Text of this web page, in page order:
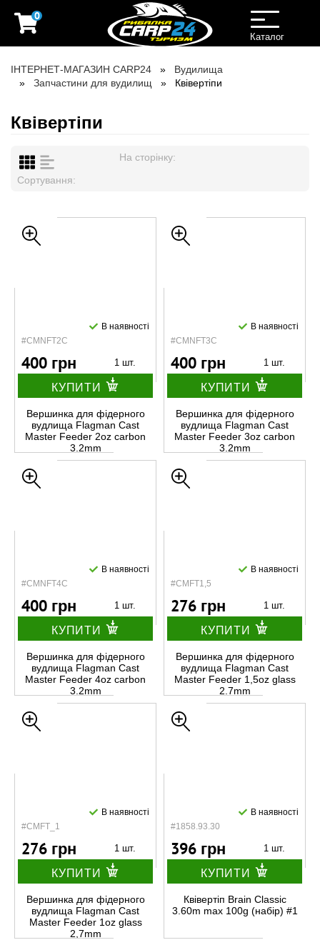
0
Toggle
navigation
Каталог
ІНТЕРНЕТ-МАГАЗИН CARP24
Вудилища
Запчастини для вудилищ
Квівертіпи
Квівертіпи
На сторінку:
Сортування:
#CMNFT2C
В наявності
400 грн 1 шт.
КУПИТИ
Вершинка для фідерного
вудлища Flagman Cast
Master Feeder 2oz carbon
3.2mm
#CMNFT3C
В наявності
400 грн 1 шт.
КУПИТИ
Вершинка для фідерного
вудлища Flagman Cast
Master Feeder 3oz carbon
3.2mm
#CMNFT4C
В наявності
400 грн 1 шт.
КУПИТИ
Вершинка для фідерного
вудлища Flagman Cast
Master Feeder 4oz carbon
3.2mm
#CMFT1,5
В наявності
276 грн 1 шт.
КУПИТИ
Вершинка для фідерного
вудлища Flagman Cast
Master Feeder 1,5oz glass
2.7mm
#CMFT_1
В наявності
276 грн 1 шт.
КУПИТИ
Вершинка для фідерного
вудлища Flagman Cast
Master Feeder 1oz glass
2,7mm
#1858.93.30
В наявності
396 грн 1 шт.
КУПИТИ
Квівертіп Brain Classic
3.60m max 100g (набір) #1